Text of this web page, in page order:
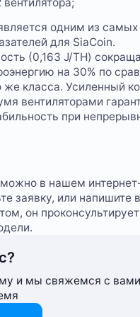
одним из самых
для SiaCoin.
(0,163 J/TH)
на 30% по
же класса. Усиленный
вентиляторами
при
в нашем
заявку, или напишите
он
и мы свяжемся с